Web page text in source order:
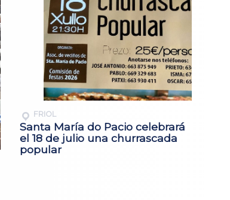
FRIOL
Santa María do Pacio celebrará
el 18 de julio una churrascada
popular